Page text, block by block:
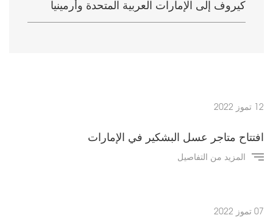
كيروف إلى الإمارات العربية المتحدة وأرمينيا
12 تموز 2022
افتتاح متاجر عسل البشكير في الإمارات
المزيد من التفاصيل
07 تموز 2022